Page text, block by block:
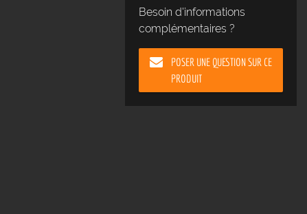
Besoin d'informations
complémentaires ?
POSER UNE QUESTION SUR CE
PRODUIT